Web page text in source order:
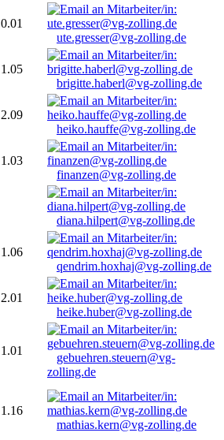
0.01
ute.gresser@vg-zolling.de
1.05
brigitte.haberl@vg-zolling.de
2.09
heiko.hauffe@vg-zolling.de
1.03
finanzen@vg-zolling.de
diana.hilpert@vg-zolling.de
1.06
qendrim.hoxhaj@vg-zolling.de
2.01
heike.huber@vg-zolling.de
1.01
gebuehren.steuern@vg-
zolling.de
1.16
mathias.kern@vg-zolling.de